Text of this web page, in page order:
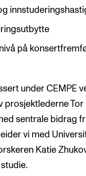
på
under CEMPE
prosjektlederne
sentrale bidrag
vi med
Katie